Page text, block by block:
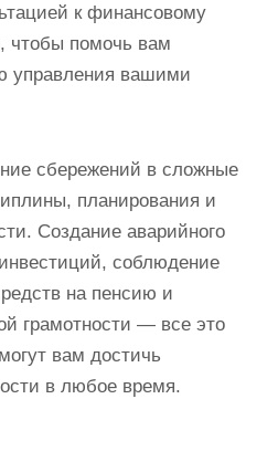
к финансовому
чтобы помочь вам
управления вашими
сбережений в сложные
планирования и
Создание аварийного
соблюдение
на пенсию и
грамотности — все это
вам достичь
в любое время.